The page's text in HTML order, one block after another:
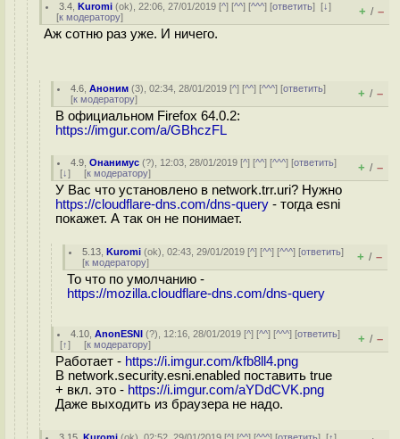
3.4 ,Kuromi (ok), 22:06, 27/01/2019 [^] [^^] [^^^] [ответить][↓]
[к модератору] + / –
Аж сотню раз уже. И ничего.
4.6 ,Аноним (3), 02:34, 28/01/2019 [^] [^^] [^^^] [ответить]
[к модератору] + / –
В официальном Firefox 64.0.2:
https://imgur.com/a/GBhczFL
4.9 ,Онанимус (?), 12:03, 28/01/2019 [^] [^^] [^^^] [ответить]
[↓] [к модератору] + / –
У Вас что установлено в network.trr.uri? Нужно
https://cloudflare-dns.com/dns-query - тогда esni
покажет. А так он не понимает.
5.13 ,Kuromi (ok), 02:43, 29/01/2019 [^] [^^] [^^^] [ответить]
[к модератору] + / –
То что по умолчанию -
https://mozilla.cloudflare-dns.com/dns-query
4.10 ,AnonESNI (?), 12:16, 28/01/2019 [^] [^^] [^^^] [ответить]
[↑] [к модератору] + / –
Работает - https://i.imgur.com/kfb8ll4.png
В network.security.esni.enabled поставить true
+ вкл. это - https://i.imgur.com/aYDdCVK.png
Даже выходить из браузера не надо.